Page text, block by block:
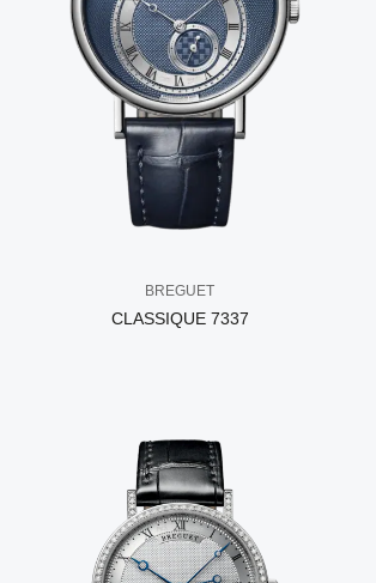
BREGUET
CLASSIQUE 7337